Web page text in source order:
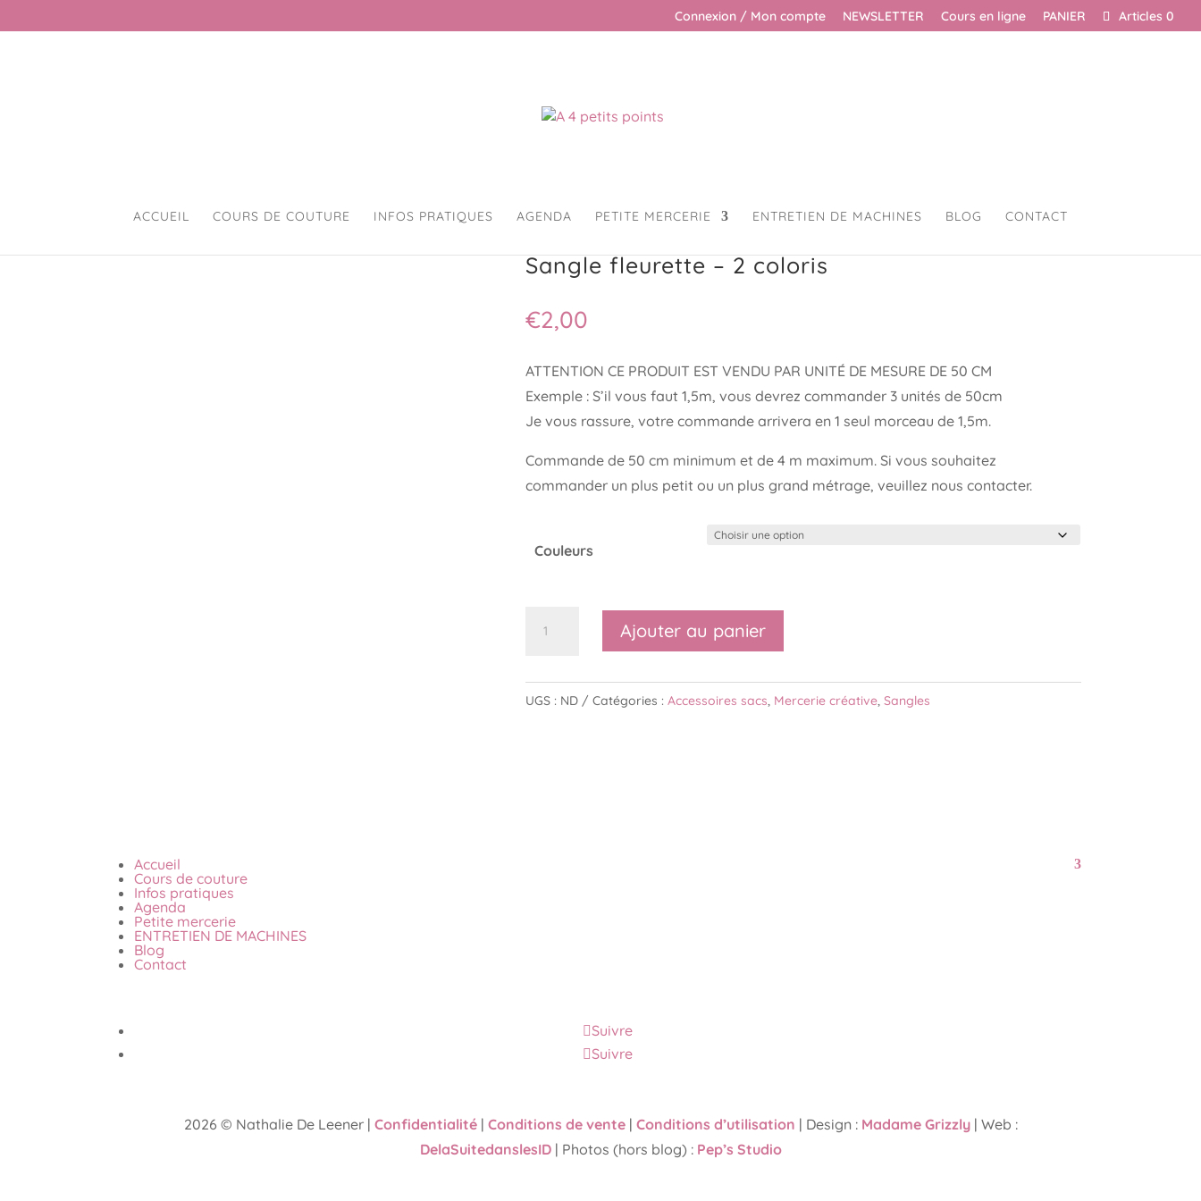
Connexion / Mon compte NEWSLETTER Cours en ligne PANIER Articles 0
ACCUEIL COURS DE COUTURE INFOS PRATIQUES AGENDA PETITE MERCERIE ENTRETIEN DE MACHINES BLOG CONTACT
Accueil/Mercerie créative/Accessoires sacs/ Sangle fleurette – 2 coloris
Sangle fleurette – 2 coloris
€2,00
ATTENTION CE PRODUIT EST VENDU PAR UNITÉ DE MESURE DE 50 CM
Exemple : S’il vous faut 1,5m, vous devrez commander 3 unités de 50cm
Je vous rassure, votre commande arrivera en 1 seul morceau de 1,5m.
Commande de 50 cm minimum et de 4 m maximum. Si vous souhaitez
commander un plus petit ou un plus grand métrage, veuillez nous contacter.
Couleurs
fleurette
Ajouter au panier
UGS : ND Catégories :Accessoires sacs, Mercerie créative,Sangles
Accueil
Cours de couture
Infos pratiques
Agenda
Petite mercerie
ENTRETIEN DE MACHINES
Blog
Contact
Suivre
Suivre
2026 © Nathalie De Leener | Confidentialité| Conditions de vente| Conditions d’utilisation | Design : Madame Grizzly| Web :
DelaSuitedanslesID| Photos (hors blog) : Pep’s Studio